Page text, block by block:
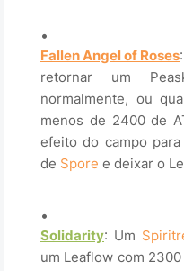
Fallen Angel of Roses
retornar um
normalmente, ou
menos de 2400 de
efeito do campo
de Spore e deixar o
Solidarity: Um
um Leaflow com